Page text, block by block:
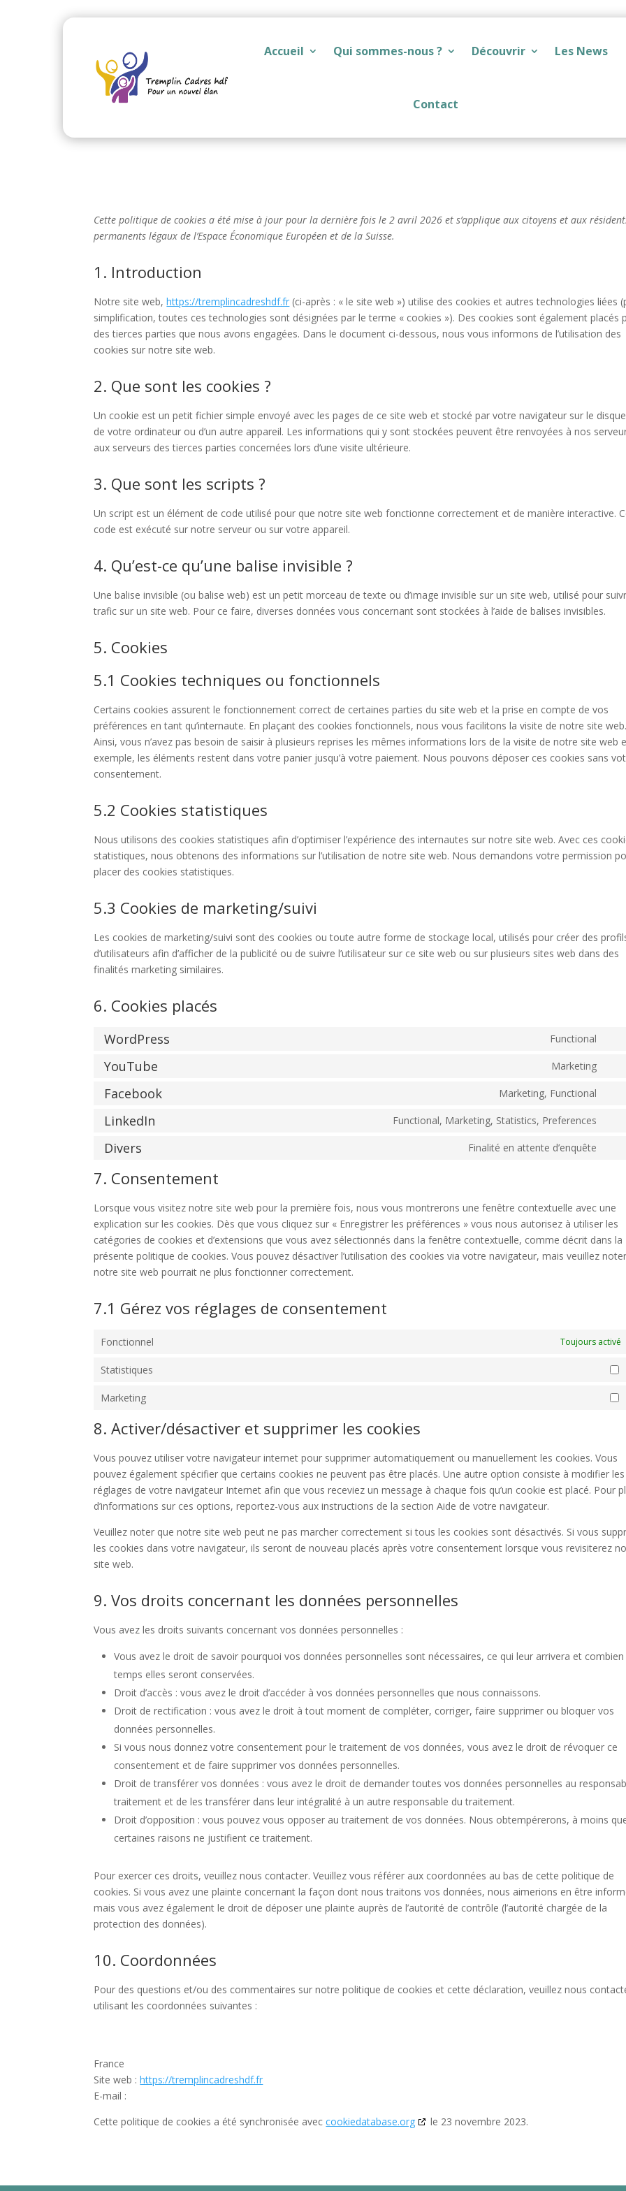
Accueil Qui sommes-nous ? Découvrir Les News
Contact
Cette politique de cookies a été mise à jour pour la dernière fois le 2 avril 2026 et s’applique aux citoyens et aux
permanents légaux de l’Espace Économique Européen et de la Suisse.
1. Introduction
Notre site web,https://tremplincadreshdf.fr (ci-après : « le site web ») utilise des cookies et autres technologies liées
simplification, toutes ces technologies sont désignées par le terme « cookies »). Des cookies sont également placés
des tierces parties que nous avons engagées. Dans le document ci-dessous, nous vous informons de l’utilisation des
cookies sur notre site web.
2. Que sont les cookies ?
Un cookie est un petit fichier simple envoyé avec les pages de ce site web et stocké par votre navigateur sur le
de votre ordinateur ou d’un autre appareil. Les informations qui y sont stockées peuvent être renvoyées à nos
aux serveurs des tierces parties concernées lors d’une visite ultérieure.
3. Que sont les scripts ?
Un script est un élément de code utilisé pour que notre site web fonctionne correctement et de manière interactive.
code est exécuté sur notre serveur ou sur votre appareil.
4. Qu’est-ce qu’une balise invisible ?
Une balise invisible (ou balise web) est un petit morceau de texte ou d’image invisible sur un site web, utilisé pour
trafic sur un site web. Pour ce faire, diverses données vous concernant sont stockées à l’aide de balises invisibles.
5. Cookies
5.1 Cookies techniques ou fonctionnels
Certains cookies assurent le fonctionnement correct de certaines parties du site web et la prise en compte de vos
préférences en tant qu’internaute. En plaçant des cookies fonctionnels, nous vous facilitons la visite de notre site web.
Ainsi, vous n’avez pas besoin de saisir à plusieurs reprises les mêmes informations lors de la visite de notre site web
exemple, les éléments restent dans votre panier jusqu’à votre paiement. Nous pouvons déposer ces cookies sans
consentement.
5.2 Cookies statistiques
Nous utilisons des cookies statistiques afin d’optimiser l’expérience des internautes sur notre site web. Avec ces
statistiques, nous obtenons des informations sur l’utilisation de notre site web. Nous demandons votre permission
placer des cookies statistiques.
5.3 Cookies de marketing/suivi
Les cookies de marketing/suivi sont des cookies ou toute autre forme de stockage local, utilisés pour créer des
d’utilisateurs afin d’afficher de la publicité ou de suivre l’utilisateur sur ce site web ou sur plusieurs sites web dans des
finalités marketing similaires.
6. Cookies placés
WordPress Functional
YouTube Marketing
Facebook Marketing, Functional
LinkedIn Functional, Marketing, Statistics, Preferences
Divers Finalité en attente d’enquête
divers
7. Consentement
Lorsque vous visitez notre site web pour la première fois, nous vous montrerons une fenêtre contextuelle avec une
explication sur les cookies. Dès que vous cliquez sur « Enregistrer les préférences » vous nous autorisez à utiliser les
catégories de cookies et d’extensions que vous avez sélectionnés dans la fenêtre contextuelle, comme décrit dans la
présente politique de cookies. Vous pouvez désactiver l’utilisation des cookies via votre navigateur, mais veuillez
notre site web pourrait ne plus fonctionner correctement.
7.1 Gérez vos réglages de consentement
Fonctionnel Toujours activé
Statistiques
Marketing
8. Activer/désactiver et supprimer les cookies
Vous pouvez utiliser votre navigateur internet pour supprimer automatiquement ou manuellement les cookies. Vous
pouvez également spécifier que certains cookies ne peuvent pas être placés. Une autre option consiste à modifier les
réglages de votre navigateur Internet afin que vous receviez un message à chaque fois qu’un cookie est placé. Pour
d’informations sur ces options, reportez-vous aux instructions de la section Aide de votre navigateur.
Veuillez noter que notre site web peut ne pas marcher correctement si tous les cookies sont désactivés. Si vous
les cookies dans votre navigateur, ils seront de nouveau placés après votre consentement lorsque vous revisiterez
site web.
9. Vos droits concernant les données personnelles
Vous avez les droits suivants concernant vos données personnelles :
Vous avez le droit de savoir pourquoi vos données personnelles sont nécessaires, ce qui leur arrivera et combien
temps elles seront conservées.
Droit d’accès : vous avez le droit d’accéder à vos données personnelles que nous connaissons.
Droit de rectification : vous avez le droit à tout moment de compléter, corriger, faire supprimer ou bloquer vos
données personnelles.
Si vous nous donnez votre consentement pour le traitement de vos données, vous avez le droit de révoquer ce
consentement et de faire supprimer vos données personnelles.
Droit de transférer vos données : vous avez le droit de demander toutes vos données personnelles au
traitement et de les transférer dans leur intégralité à un autre responsable du traitement.
Droit d’opposition : vous pouvez vous opposer au traitement de vos données. Nous obtempérerons, à moins
certaines raisons ne justifient ce traitement.
Pour exercer ces droits, veuillez nous contacter. Veuillez vous référer aux coordonnées au bas de cette politique de
cookies. Si vous avez une plainte concernant la façon dont nous traitons vos données, nous aimerions en être
mais vous avez également le droit de déposer une plainte auprès de l’autorité de contrôle (l’autorité chargée de la
protection des données).
10. Coordonnées
Pour des questions et/ou des commentaires sur notre politique de cookies et cette déclaration, veuillez nous
utilisant les coordonnées suivantes :
France
Site web :https://tremplincadreshdf.fr
E-mail :
Cette politique de cookies a été synchronisée aveccookiedatabase.org le 23 novembre 2023.